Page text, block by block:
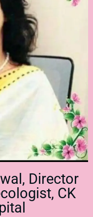
Director
CK